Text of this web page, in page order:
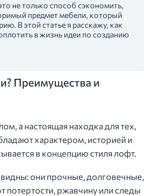
не только способ сэкономить,
предмет мебели, который
В этой статье я расскажу, как
в жизнь идеи по созданию
Преимущества и
а настоящая находка для тех,
характером, историей и
в концепцию стиля лофт.
они прочные, долговечные,
потертости, ржавчину или следы